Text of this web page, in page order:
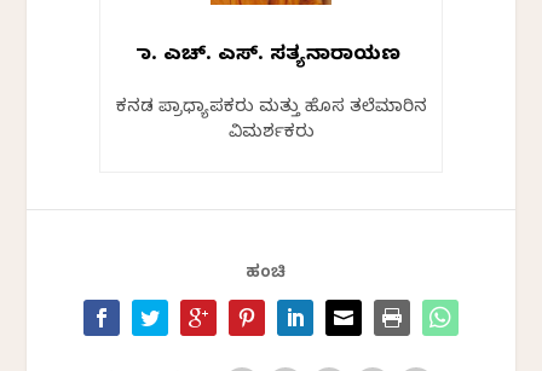
ಡಾ. ಎಚ್. ಎಸ್. ಸತ್ಯನಾರಾಯಣ
ಕನ್ನಡ ಪ್ರಾಧ್ಯಾಪಕರು ಮತ್ತು ಹೊಸ ತಲೆಮಾರಿನ
ವಿಮರ್ಶಕರು
ಹಂಚಿ